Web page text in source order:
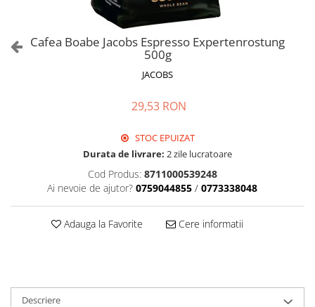
Cafea Boabe Jacobs Espresso Expertenrostung
500g
JACOBS
29,53 RON
STOC EPUIZAT
Durata de livrare: 2 zile lucratoare
Cod Produs: 8711000539248
Ai nevoie de ajutor? 0759044855 / 0773338048
Adauga la Favorite Cere informatii
Descriere